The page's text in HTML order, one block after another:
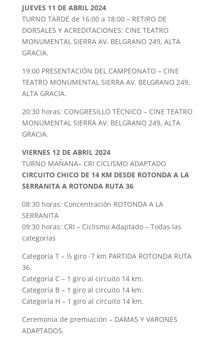
JUEVES 11 DE ABRIL 2024
TURNO TARDE de 16:00 a 18:00 – RETIRO DE
DORSALES Y ACREDITACIONES: CINE TEATRO
MONUMENTAL SIERRA AV. BELGRANO 249, ALTA
GRACIA.
19:00 PRESENTACIÓN DEL CAMPEONATO – CINE
TEATRO MONUMENTAL SIERRA AV. BELGRANO 249,
ALTA GRACIA.
20:30 horas: CONGRESILLO TÉCNICO – CINE TEATRO
MONUMENTAL SIERRA AV. BELGRANO 249, ALTA
GRACIA.
VIERNES 12 DE ABRIL 2024
TURNO MAÑANA– CRI CICLISMO ADAPTADO
CIRCUITO CHICO DE 14 KM DESDE ROTONDA A LA
SERRANITA A ROTONDA RUTA 36
08:30 horas: Concentración ROTONDA A LA
SERRANITA
09:30 horas: CRI – Ciclismo Adaptado – Todas las
categorías
Categoría T – ½ giro -7 km PARTIDA ROTONDA RUTA
36.
Categoría C – 1 giro al circuito 14 km.
Categoría B – 1 giro al circuito 14 km.
Categoría H – 1 giro al circuito 14 km.
Ceremonia de premiación – DAMAS Y VARONES
ADAPTADOS.